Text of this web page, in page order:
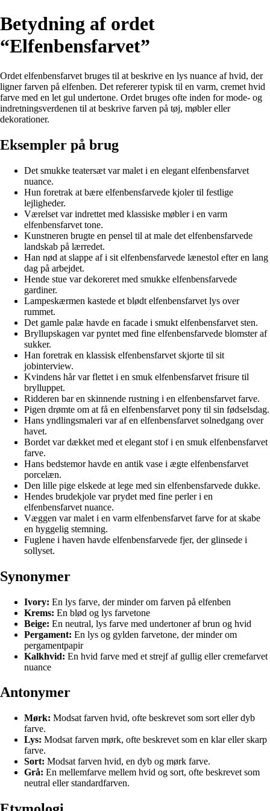
Betydning af ordet
“Elfenbensfarvet”
Ordet elfenbensfarvet bruges til at beskrive en lys nuance af hvid, der
ligner farven på elfenben. Det refererer typisk til en varm, cremet hvid
farve med en let gul undertone. Ordet bruges ofte inden for mode- og
indretningsverdenen til at beskrive farven på tøj, møbler eller
dekorationer.
Eksempler på brug
Det smukke teatersæt var malet i en elegant elfenbensfarvet
nuance.
Hun foretrak at bære elfenbensfarvede kjoler til festlige
lejligheder.
Værelset var indrettet med klassiske møbler i en varm
elfenbensfarvet tone.
Kunstneren brugte en pensel til at male det elfenbensfarvede
landskab på lærredet.
Han nød at slappe af i sit elfenbensfarvede lænestol efter en lang
dag på arbejdet.
Hende stue var dekoreret med smukke elfenbensfarvede
gardiner.
Lampeskærmen kastede et blødt elfenbensfarvet lys over
rummet.
Det gamle palæ havde en facade i smukt elfenbensfarvet sten.
Bryllupskagen var pyntet med fine elfenbensfarvede blomster af
sukker.
Han foretrak en klassisk elfenbensfarvet skjorte til sit
jobinterview.
Kvindens hår var flettet i en smuk elfenbensfarvet frisure til
brylluppet.
Ridderen bar en skinnende rustning i en elfenbensfarvet farve.
Pigen drømte om at få en elfenbensfarvet pony til sin fødselsdag.
Hans yndlingsmaleri var af en elfenbensfarvet solnedgang over
havet.
Bordet var dækket med et elegant stof i en smuk elfenbensfarvet
farve.
Hans bedstemor havde en antik vase i ægte elfenbensfarvet
porcelæn.
Den lille pige elskede at lege med sin elfenbensfarvede dukke.
Hendes brudekjole var prydet med fine perler i en
elfenbensfarvet nuance.
Væggen var malet i en varm elfenbensfarvet farve for at skabe
en hyggelig stemning.
Fuglene i haven havde elfenbensfarvede fjer, der glinsede i
sollyset.
Synonymer
Ivory: En lys farve, der minder om farven på elfenben
Krems: En blød og lys farvetone
Beige: En neutral, lys farve med undertoner af brun og hvid
Pergament: En lys og gylden farvetone, der minder om
pergamentpapir
Kalkhvid: En hvid farve med et strejf af gullig eller cremefarvet
nuance
Antonymer
Mørk: Modsat farven hvid, ofte beskrevet som sort eller dyb
farve.
Lys: Modsat farven mørk, ofte beskrevet som en klar eller skarp
farve.
Sort: Modsat farven hvid, en dyb og mørk farve.
Grå: En mellemfarve mellem hvid og sort, ofte beskrevet som
neutral eller standardfarven.